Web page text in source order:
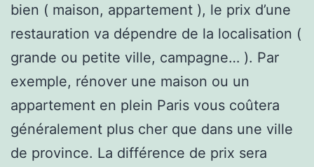
bien ( maison, appartement ), le prix d’une
restauration va dépendre de la localisation (
grande ou petite ville, campagne… ). Par
exemple, rénover une maison ou un
appartement en plein Paris vous coûtera
généralement plus cher que dans une ville
de province. La différence de prix sera